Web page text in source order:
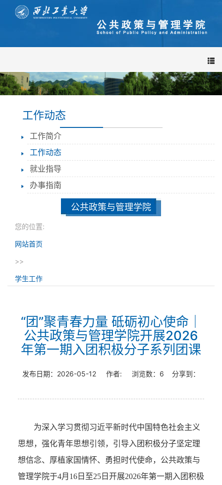
导
航
栏
工作动态
工作简介
工作动态
就业指导
办事指南
公共政策与管理学院
您的位置:
网站首页
>>
学生工作
“团”聚青春力量 砥砺初心使命｜
公共政策与管理学院开展2026
年第一期入团积极分子系列团课
发布日期： 2026-05-12 作者: 浏览数： 6 分享到：
为深入学习贯彻习近平新时代中国特色社会主义
思想，强化青年思想引领，引导入团积极分子坚定理
想信念、厚植家国情怀、勇担时代使命，公共政策与
管理学院于4月16日至25日开展2026年第一期入团积极